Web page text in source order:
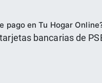
pago en Tu Hogar
bancarias de